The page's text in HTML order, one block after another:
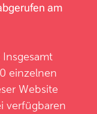
am
Insgesamt
einzelnen
Website
verfügbaren